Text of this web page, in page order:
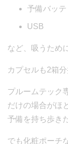
予備バッテ
USB
など、吸うため
カプセルも2箱
プルームテック
だけの場合がほ
予備を持ち歩き
でも化粧ポーチ